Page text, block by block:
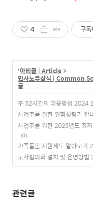
4 구독
'아티클 | Article >
인사노무상식 | Common
글
주 52시간제 대응방법
사업주를 위한 위험성평가
사업주를 위한 2025년도 최
(0)
가족돌봄 지원제도 알아보기
노사협의회 설치 및 운영방법
관련글